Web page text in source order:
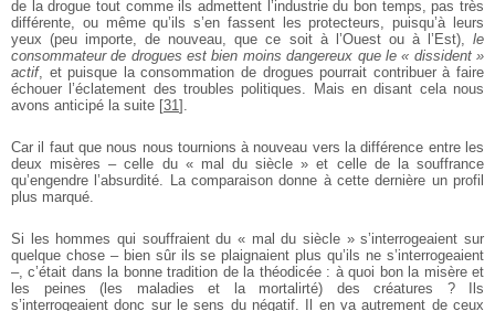
de la drogue tout comme ils admettent l’industrie du bon temps, pas très
différente, ou même qu’ils s’en fassent les protecteurs, puisqu’à leurs
yeux (peu importe, de nouveau, que ce soit à l’Ouest ou à l’Est), le
consommateur de drogues est bien moins dangereux que le « dissident »
actif, et puisque la consommation de drogues pourrait contribuer à faire
échouer l’éclatement des troubles politiques. Mais en disant cela nous
avons anticipé la suite [31 ]
Car il faut que nous nous tournions à nouveau vers la différence entre les
deux misères – celle du « mal du siècle » et celle de la souffrance
qu’engendre l’absurdité. La comparaison donne à cette dernière un profil
plus marqué.
Si les hommes qui souffraient du « mal du siècle » s’interrogeaient sur
quelque chose – bien sûr ils se plaignaient plus qu’ils ne s’interrogeaient
–, c’était dans la bonne tradition de la théodicée : à quoi bon la misère et
les peines (les maladies et la mortalirté) des créatures ? Ils
s’interrogeaient donc sur le sens du négatif. Il en va autrement de ceux